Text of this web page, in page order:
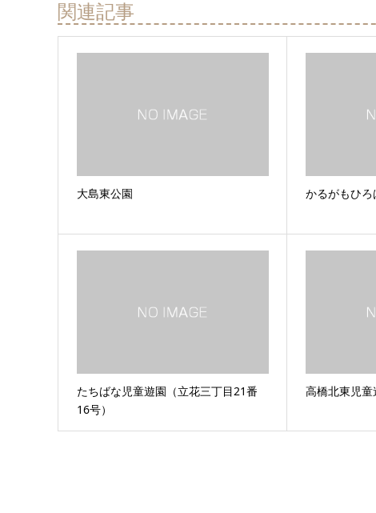
関連記事
大島東公園 かるがもひろ
たちばな児童遊園（立花三丁目21番
16号）
高橋北東児童